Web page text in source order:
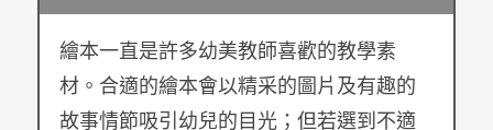
繪本一直是許多幼美教師喜歡的教學素
材。合適的繪本會以精采的圖片及有趣的
故事情節吸引幼兒的目光；但若選到不適